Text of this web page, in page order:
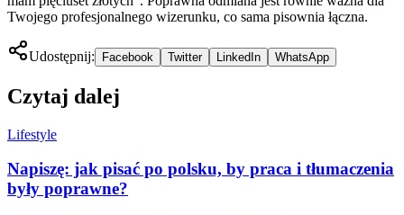
Twojego profesjonalnego wizerunku, co sama pisownia łączna.
Udostępnij: Facebook Twitter LinkedIn WhatsApp
Czytaj dalej
Lifestyle
Napiszę: jak pisać po polsku, by praca i tłumaczenia
były poprawne?